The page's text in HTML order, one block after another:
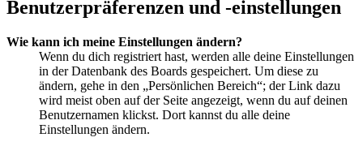
Benutzerpräferenzen und -einstellungen
Wie kann ich meine Einstellungen ändern?
Wenn du dich registriert hast, werden alle deine Einstellungen
in der Datenbank des Boards gespeichert. Um diese zu
ändern, gehe in den „Persönlichen Bereich“; der Link dazu
wird meist oben auf der Seite angezeigt, wenn du auf deinen
Benutzernamen klickst. Dort kannst du alle deine
Einstellungen ändern.